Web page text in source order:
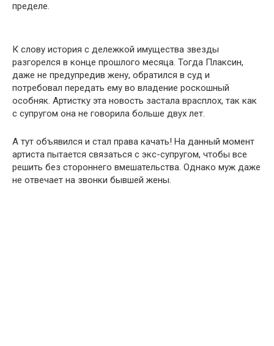
пределе.
К слову история с дележкой имущества звезды
разгорелся в конце прошлого месяца. Тогда Плаксин,
даже не предупредив жену, обратился в суд и
потребовал передать ему во владение роскошный
особняк. Артистку эта новость застала врасплох, так как
с супругом она не говорила больше двух лет.
А тут объявился и стал права качать! На данный момент
артиста пытается связаться с экс-супругом, чтобы все
решить без стороннего вмешательства. Однако муж даже
не отвечает на звонки бывшей жены.